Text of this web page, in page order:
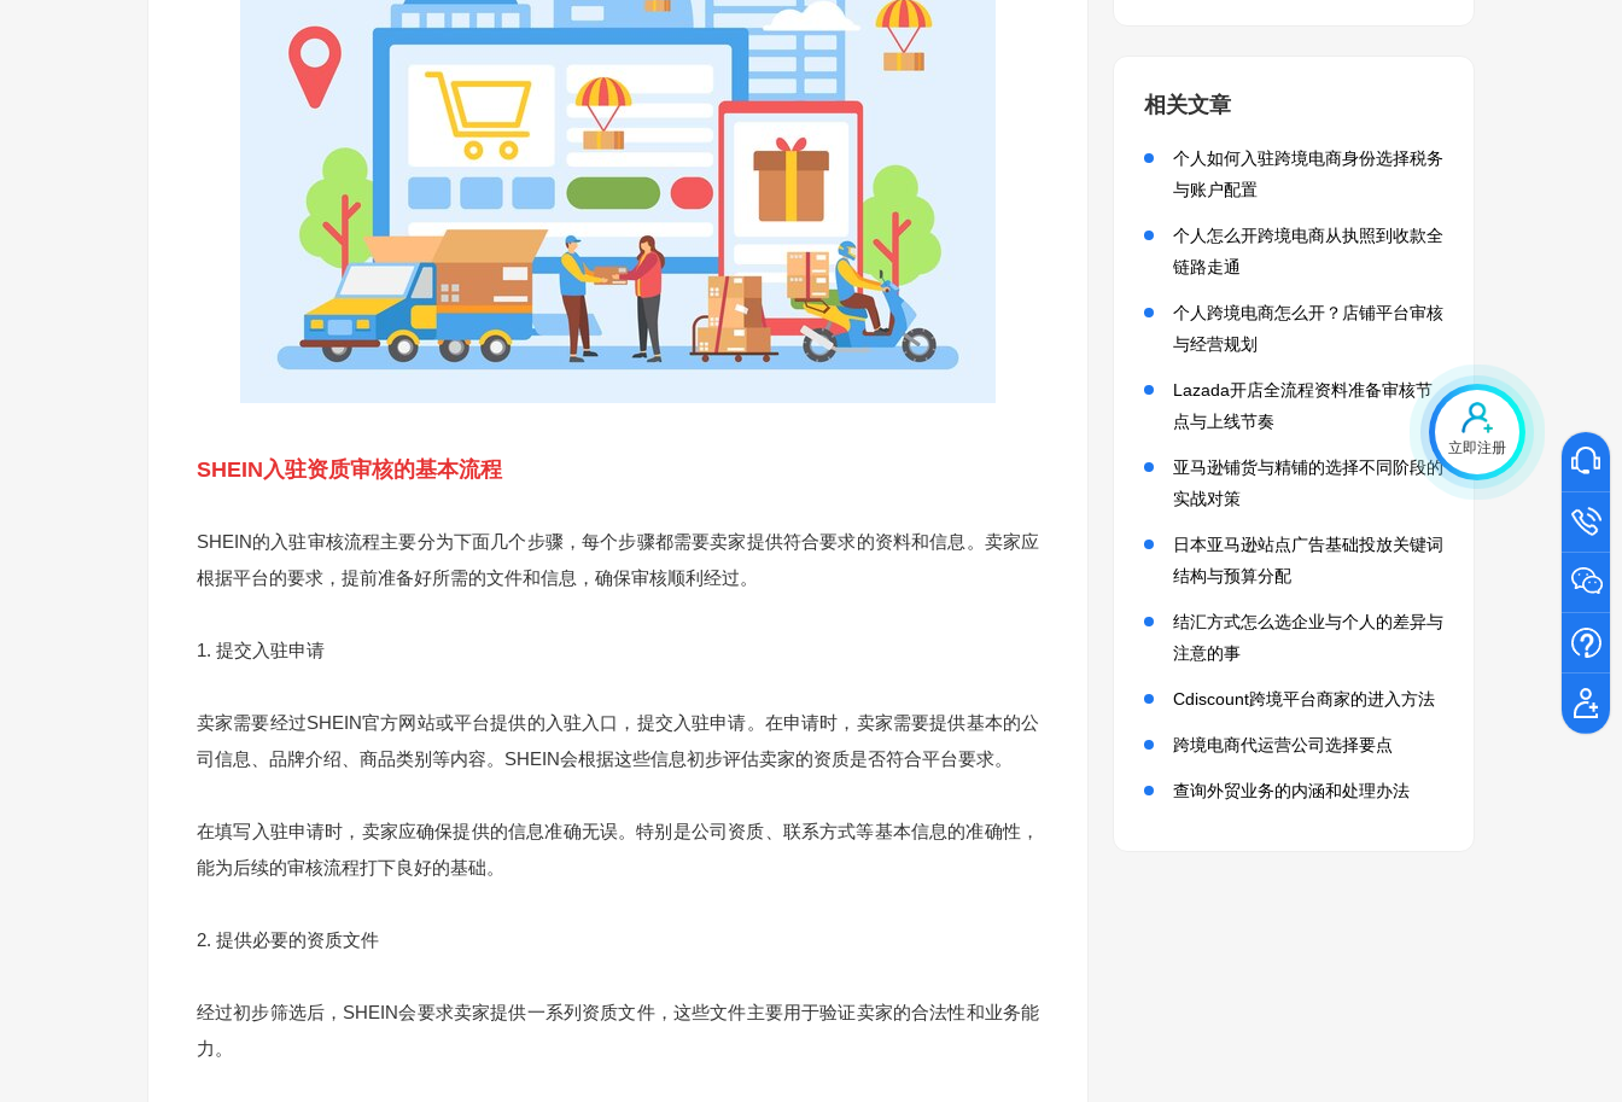
立即注册
SHEIN入驻资质审核的基本流程
SHEIN的入驻审核流程主要分为下面几个步骤，每个步骤都需要卖家提供符合要求的资料和信息。卖家应
根据平台的要求，提前准备好所需的文件和信息，确保审核顺利经过。
1. 提交入驻申请
卖家需要经过SHEIN官方网站或平台提供的入驻入口，提交入驻申请。在申请时，卖家需要提供基本的公
司信息、品牌介绍、商品类别等内容。SHEIN会根据这些信息初步评估卖家的资质是否符合平台要求。
在填写入驻申请时，卖家应确保提供的信息准确无误。特别是公司资质、联系方式等基本信息的准确性，
能为后续的审核流程打下良好的基础。
2. 提供必要的资质文件
经过初步筛选后，SHEIN会要求卖家提供一系列资质文件，这些文件主要用于验证卖家的合法性和业务能
力。
相关文章
个人如何入驻跨境电商身份选择税务
与账户配置
个人怎么开跨境电商从执照到收款全
链路走通
个人跨境电商怎么开？店铺平台审核
与经营规划
Lazada开店全流程资料准备审核节
点与上线节奏
亚马逊铺货与精铺的选择不同阶段的
实战对策
日本亚马逊站点广告基础投放关键词
结构与预算分配
结汇方式怎么选企业与个人的差异与
注意的事
Cdiscount跨境平台商家的进入方法
跨境电商代运营公司选择要点
查询外贸业务的内涵和处理办法